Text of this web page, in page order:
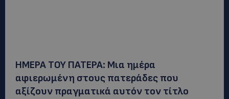
ΗΜΕΡΑ ΤΟΥ ΠΑΤΕΡΑ: Μια ημέρα
αφιερωμένη στους πατεράδες που
αξίζουν πραγματικά αυτόν τον τίτλο